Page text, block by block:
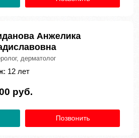
Анжелика
дерматолог
12 лет
руб.
Позвонить